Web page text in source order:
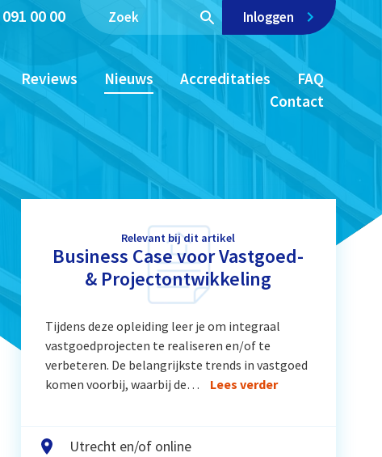
00 00 Inloggen
Reviews Nieuws Accreditaties
FAQ
Contact
Relevant bij dit artikel
Business Case voor Vastgoed-
& Projectontwikkeling
Tijdens deze opleiding leer je om integraal
vastgoedprojecten te realiseren en/of te
verbeteren. De belangrijkste trends in vastgoed
komen voorbij, waarbij de…
Lees verder
Utrecht en/of online